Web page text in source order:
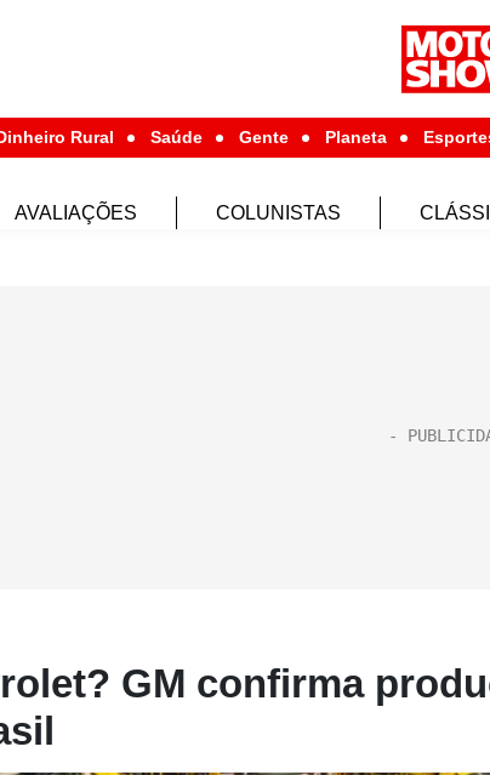
Rural Saúde Gente Planeta
AVALIAÇÕES COLUNISTAS
GM confirma